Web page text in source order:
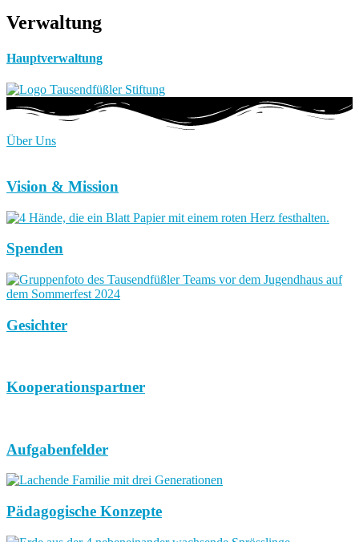
Verwaltung
Hauptverwaltung
Über Uns
Vision & Mission
Spenden
Gesichter
Kooperationspartner
Aufgabenfelder
Pädagogische Konzepte